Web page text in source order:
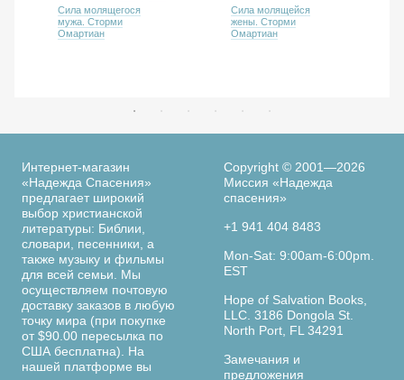
Сила молящегося
мужа. Сторми
Омартиан
Сила молящейся
жены. Сторми
Омартиан
Интернет-магазин
«Надежда Спасения»
предлагает широкий
выбор христианской
литературы: Библии,
словари, песенники, а
также музыку и фильмы
для всей семьи. Мы
осуществляем почтовую
доставку заказов в любую
точку мира (при покупке
от $90.00 пересылка по
США бесплатна). На
нашей платформе вы
Copyright © 2001—2026
Миссия «Надежда
спасения»
+1 941 404 8483
Mon-Sat: 9:00am-6:00pm.
EST
Hope of Salvation Books,
LLC. 3186 Dongola St.
North Port, FL 34291
Замечания и
предложения